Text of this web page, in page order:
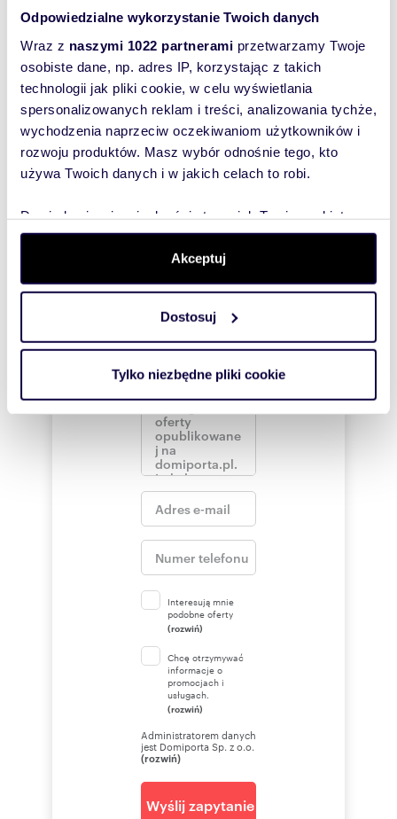
Odpowiedzialne wykorzystanie Twoich danych
Wraz z naszymi 1022 partnerami przetwarzamy Twoje
osobiste dane, np. adres IP, korzystając z takich
technologii jak pliki cookie, w celu wyświetlania
spersonalizowanych reklam i treści, analizowania tychże,
wychodzenia naprzeciw oczekiwaniom użytkowników i
rozwoju produktów. Masz wybór odnośnie tego, kto
używa Twoich danych i w jakich celach to robi.
Dowiedz się więcej odnośnie tego, jak Twoje osobiste
dane są przetwarzane oraz ustaw własne preferencje w
. W Deklaracji plików cookie możesz
zmienić lub wycofać swoją zgodę w dowolnej chwili.
Wykorzystujemy pliki cookie do spersonalizowania treści
i reklam, aby oferować funkcje społecznościowe i
korzystasz z naszej witryny, udostępniamy partnerom
Partnerzy mogą połączyć te informacje z innymi danymi
otrzymanymi od Ciebie lub uzyskanymi podczas
korzystania z ich usług.
Akceptuj
Dostosuj
Tylko niezbędne pliki cookie
Wyślij
wiadomość
To najlepszy
sposób, aby
właściciel
oferty
szybko się z
Tobą
skontaktował!
Interesują mnie
podobne oferty
(rozwiń)
Chcę otrzymywać
informacje o
promocjach i
usługach.
(rozwiń)
Administratorem danych
jest Domiporta Sp. z o.o.
(rozwiń)
Wyślij zapytanie